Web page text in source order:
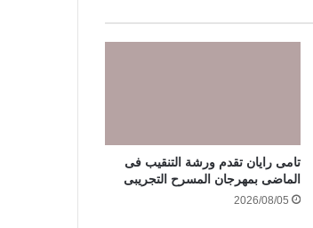
تامى رايان تقدم ورشة التنقيب فى
الماضى بمهرجان المسرح التجريبى
2026/08/05